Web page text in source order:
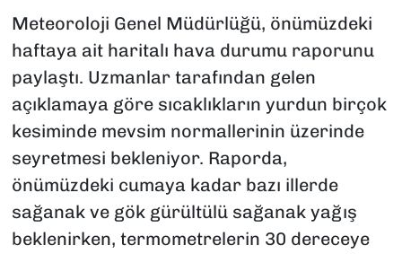
Meteoroloji Genel Müdürlüğü, önümüzdeki
haftaya ait haritalı hava durumu raporunu
paylaştı. Uzmanlar tarafından gelen
açıklamaya göre sıcaklıkların yurdun birçok
kesiminde mevsim normallerinin üzerinde
seyretmesi bekleniyor. Raporda,
önümüzdeki cumaya kadar bazı illerde
sağanak ve gök gürültülü sağanak yağış
beklenirken, termometrelerin 30 dereceye